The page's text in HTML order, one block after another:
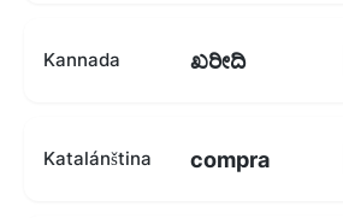
Kannada ಖರೀದಿ
Katalánština compra